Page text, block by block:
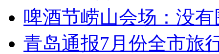
啤酒节崂山会场：没有
青岛通报7月份全市旅